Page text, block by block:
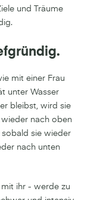
und Träume
mit einer Frau
unter Wasser
bleibst, wird sie
nach oben
sobald sie wieder
nach unten
ihr - werde zu